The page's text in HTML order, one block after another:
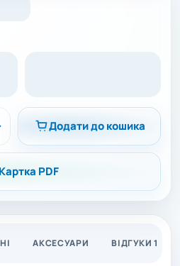
Додати до кошика
Картка PDF
АКСЕСУАРИ ВІДГУКИ 1